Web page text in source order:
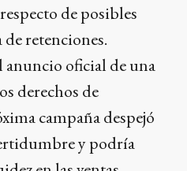
de posibles
retenciones.
anuncio oficial de una
derechos de
campaña despejó
y podría